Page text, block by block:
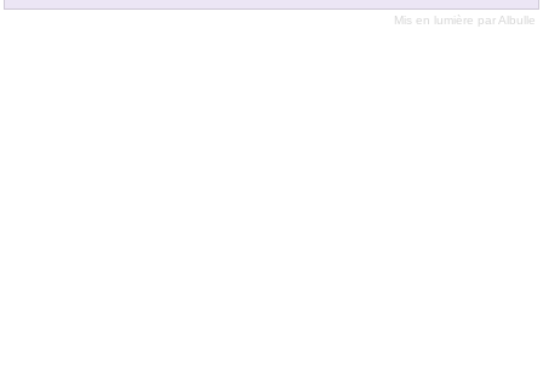
Mis en lumière par Albulle